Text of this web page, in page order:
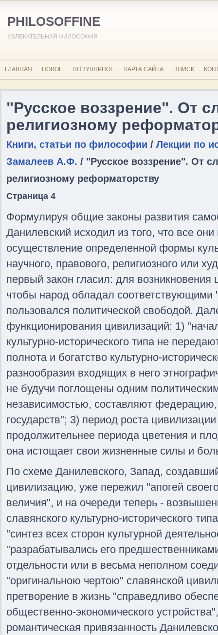
PHILOSOFFINE
УВЛЕКАТЕЛЬНАЯ ФИЛОСОФИЯ
ГЛАВНАЯ НОВОЕ ПОПУЛЯРНОЕ КАРТА САЙТА ПОИСК
"Русское воззрение". От
религиозному
Книги, статьи по философии / Лекции по
Замалеев А.Ф. / "Русское воззрение". От
религиозному реформаторству
Страница 4
Формулируя общие законы развития
Данилевский исходил из того, что все
осуществление определенной формы
научного, правового, религиозного или
первый закон гласил: для
чтобы народ обладал соответствующими
пользовался политической свободой.
функционирования цивилизаций: 1)
культурно-исторического типа не
полнота и богатство культурно-
разнообразия входящих в него
не будучи поглощены одним
независимостью, составляют
государств"; 3) период роста
продолжительнее периода цветения и
она истощает свои жизненные силы и
По схеме Данилевского, Запад,
цивилизацию, уже пережил "апогей
величия", и на очереди теперь -
славянского культурно-исторического
"синтез всех сторон культурной
"разрабатывались его
отдельности или в весьма неполном
"оригинальною чертою" славянской
претворение в жизнь "справедливо
общественно-экономического
романтическая привязанность